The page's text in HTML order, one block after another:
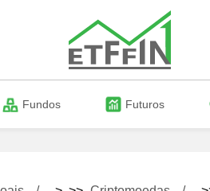
Fundos Futuros